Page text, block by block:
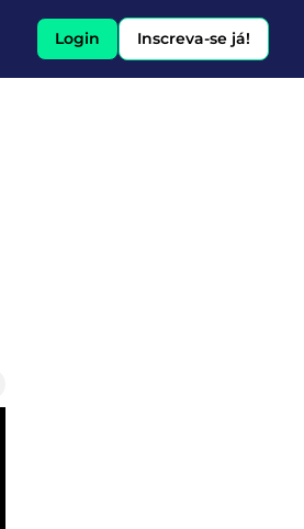
Login Inscreva-se já!